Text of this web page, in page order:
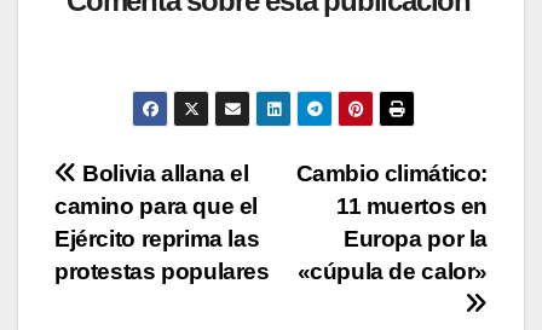
p
b
o
k
Li
n
k
ar
tir
Navegación
de
entradas
Cambio climático:
11 muertos en
Europa por la
«cúpula de calor»
Bolivia allana el
camino para que el
Ejército reprima las
protestas populares